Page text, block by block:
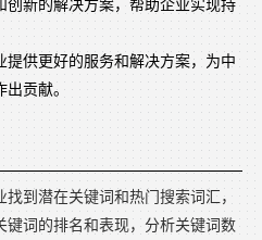
供更好的服务和解决方案，为中
出贡献。
到潜在关键词和热门搜索词汇，
词的排名和表现，分析关键词数